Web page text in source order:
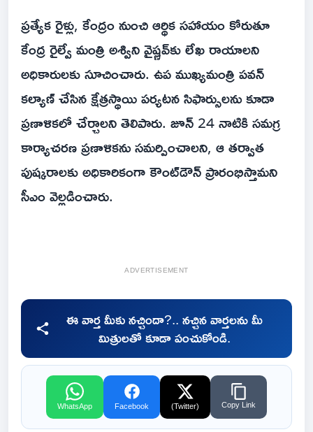
ప్రత్యేక రైళ్లు, కేంద్రం నుంచి ఆర్థిక సహాయం కోరుతూ
కేంద్ర రైల్వే మంత్రి అశ్విని వైష్ణవ్‌కు లేఖ రాయాలని
అధికారులకు సూచించారు. ఉప ముఖ్యమంత్రి పవన్
కల్యాణ్ చేసిన క్షేత్రస్థాయి పర్యటన సిఫార్సులను కూడా
ప్రణాళికలో చేర్చాలని తెలిపారు. జూన్ 24 నాటికి సమగ్ర
కార్యాచరణ ప్రణాళికను సమర్పించాలని, ఆ తర్వాత
పుష్కరాలకు అధికారికంగా కౌంట్‌డౌన్ ప్రారంభిస్తామని
సీఎం వెల్లడించారు.
ADVERTISEMENT
ఈ వార్త మీకు నచ్చిందా?.. నచ్చిన వార్తలను మీ
మిత్రులతో కూడా పంచుకోండి.
WhatsApp Facebook (Twitter) Copy Link